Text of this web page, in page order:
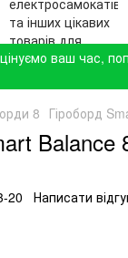
ваш час,
8 Гіроборд
Balance
20 Написати